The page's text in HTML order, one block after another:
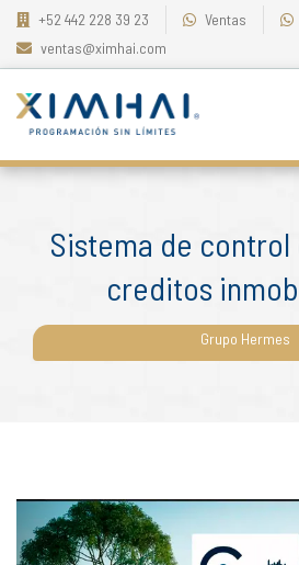
+52 442 228 39 23 Ventas
ventas@ximhai.com
Sistema de control
creditos
Grupo Hermes